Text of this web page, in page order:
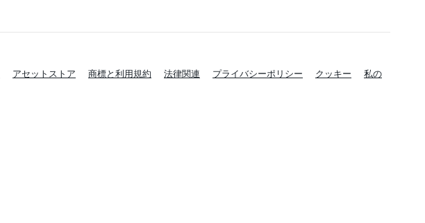
アセットストア 商標と利用規約 法律関連 プライバシーポリシー クッキー 私の